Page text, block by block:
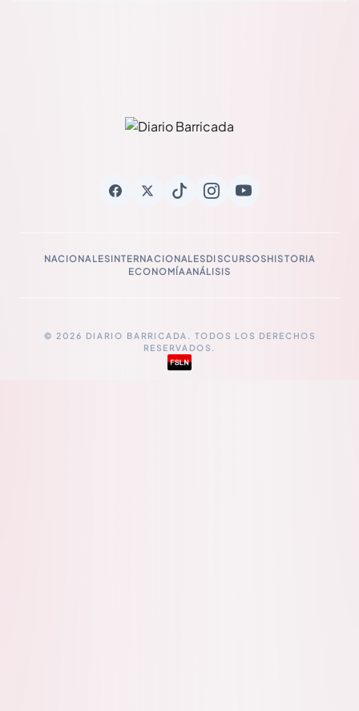
NACIONALESINTERNACIONALESDISCURSOSHISTORIA
ECONOMÍAANÁLISIS
© 2026 DIARIO BARRICADA. TODOS LOS DERECHOS
RESERVADOS.